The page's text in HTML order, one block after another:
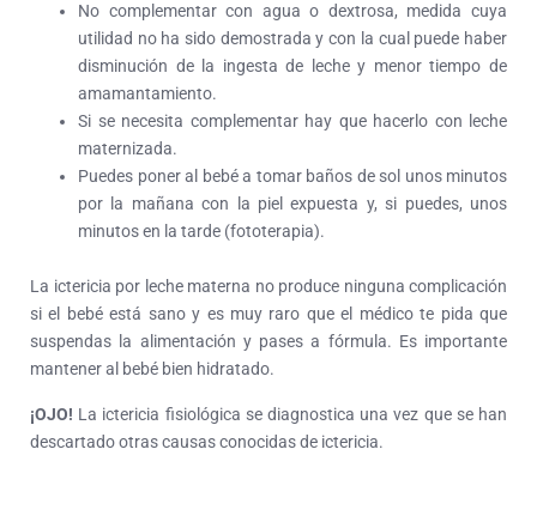
No complementar con agua o dextrosa, medida cuya
utilidad no ha sido demostrada y con la cual puede haber
disminución de la ingesta de leche y menor tiempo de
amamantamiento.
Si se necesita complementar hay que hacerlo con leche
maternizada.
Puedes poner al bebé a tomar baños de sol unos minutos
por la mañana con la piel expuesta y, si puedes, unos
minutos en la tarde (fototerapia).
La ictericia por leche materna no produce ninguna complicación
si el bebé está sano y es muy raro que el médico te pida que
suspendas la alimentación y pases a fórmula. Es importante
mantener al bebé bien hidratado.
¡OJO! La ictericia fisiológica se diagnostica una vez que se han
descartado otras causas conocidas de ictericia.